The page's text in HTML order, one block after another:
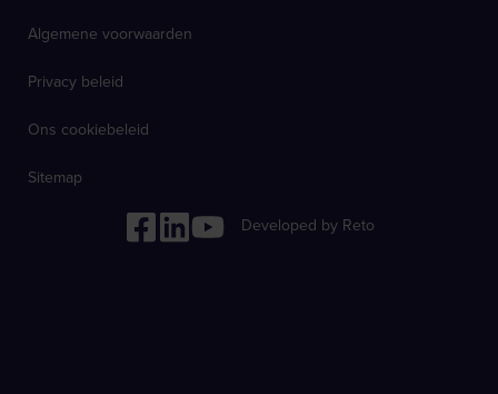
Algemene voorwaarden
Privacy beleid
Ons cookiebeleid
Sitemap
Developed by Reto